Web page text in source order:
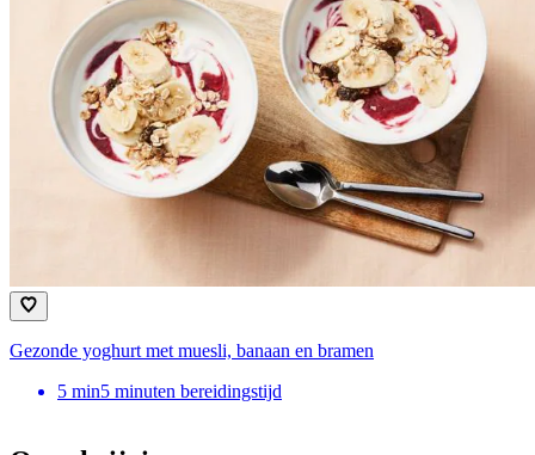
Gezonde yoghurt met muesli, banaan en bramen
5 min5 minuten bereidingstijd